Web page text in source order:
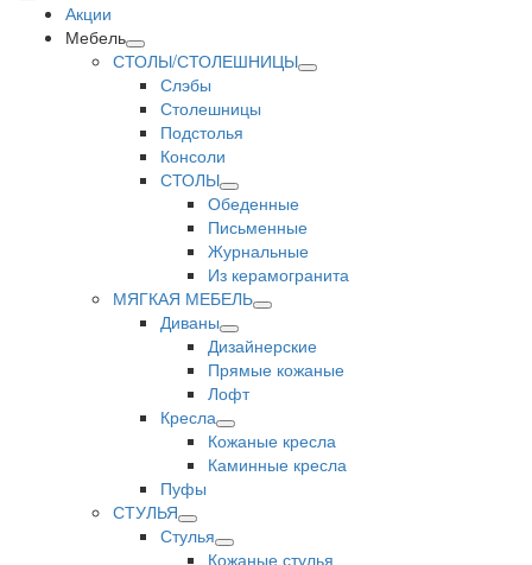
Акции
Мебель
СТОЛЫ/СТОЛЕШНИЦЫ
Слэбы
Столешницы
Подстолья
Консоли
СТОЛЫ
Обеденные
Письменные
Журнальные
Из керамогранита
МЯГКАЯ МЕБЕЛЬ
Диваны
Дизайнерские
Прямые кожаные
Лофт
Кресла
Кожаные кресла
Каминные кресла
Пуфы
СТУЛЬЯ
Стулья
Кожаные стулья